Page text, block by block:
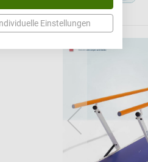
Einstellungen